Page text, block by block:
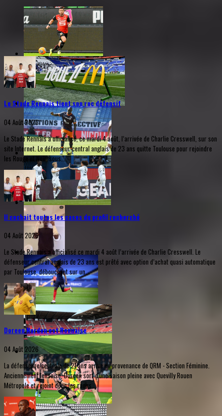
Le Stade Rennais tient son roc défensif
04 Août 2026
Le Stade Rennais a officialisé, ce mardi 4 août, l’arrivée de Charlie Cresswell, sur son
site Internet. Le défenseur central anglais de 23 ans quitte Toulouse pour rejoindre
les Rouge et Noir, sous...
Il cochait toutes les cases du profil recherché
04 Août 2026
Le Stade Rennais a officialisé ce mardi 4 août l’arrivée de Charlie Cresswell. Le
défenseur central anglais de 23 ans est prêté avec option d’achat quasi automatique
par Toulouse, débouchant sur un...
Doreen Norden est Rennaise
04 Août 2026
La défenseure centrale de 21 ans arrive en provenance de QRM - Section Féminine.
Anciennement lensoise, Doreen sort d'une saison pleine avec Quevilly Rouen
Métropole et rejoint donc les rangs...